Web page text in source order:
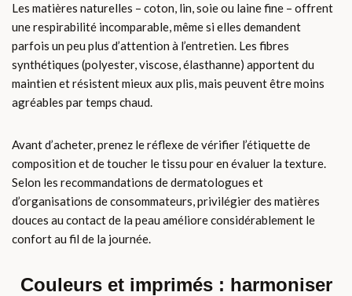
Les matières naturelles – coton, lin, soie ou laine fine – offrent
une respirabilité incomparable, même si elles demandent
parfois un peu plus d’attention à l’entretien. Les fibres
synthétiques (polyester, viscose, élasthanne) apportent du
maintien et résistent mieux aux plis, mais peuvent être moins
agréables par temps chaud.
Avant d’acheter, prenez le réflexe de vérifier l’étiquette de
composition et de toucher le tissu pour en évaluer la texture.
Selon les recommandations de dermatologues et
d’organisations de consommateurs, privilégier des matières
douces au contact de la peau améliore considérablement le
confort au fil de la journée.
Couleurs et imprimés : harmoniser